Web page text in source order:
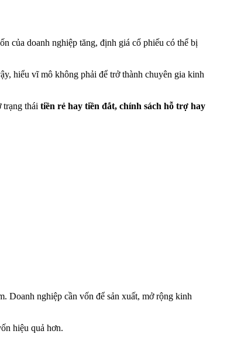
của doanh nghiệp tăng, định giá cổ phiếu có thể bị
hiểu vĩ mô không phải để trở thành chuyên gia kinh
trạng thái tiền rẻ hay tiền đắt, chính sách hỗ trợ hay
Doanh nghiệp cần vốn để sản xuất, mở rộng kinh
hiệu quả hơn.